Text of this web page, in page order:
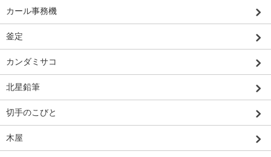
カール事務機
釜定
カンダミサコ
北星鉛筆
切手のこびと
木屋